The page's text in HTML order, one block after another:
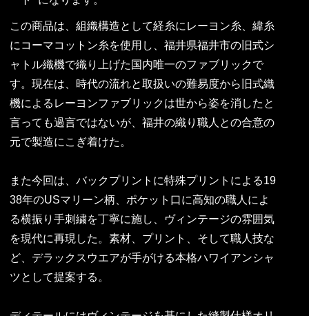
この商品は、組織構造として経糸にレーヨン糸、緯糸
にコーマコットン糸を使用し、福井県福井市の旧式シ
ャトル織機で織り上げた国内唯一のファブリックで
す。現在は、時代の流れと取扱いの難易度から旧式織
機によるレーヨンファブリックは世から姿を消したと
言っても過言ではないが、福井の織り職人との合意の
元で製造にこぎ着けた。
また今回は、バックプリントに特殊プリントによる19
38年のUSマリーン柄、ポケット口に高知の職人によ
る横振り手刺繍を丁寧に施し、ヴィンテージの雰囲気
を現代に再現した。素材、プリント、そして職人技な
ど、デラックスウエアが手がける本格ハワイアンシャ
ツとして提案する。